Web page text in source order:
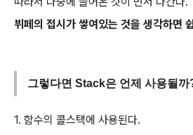
뷔페의 접시가 쌓여있는 것을 생각하면
그렇다면 Stack은 언제 사용될까
1. 함수의 콜스택에 사용된다.